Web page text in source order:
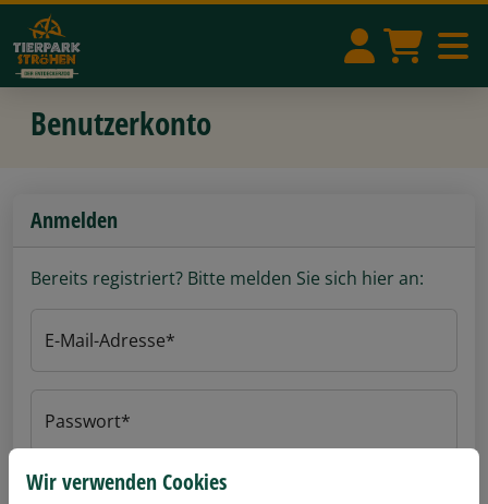
Benutzerkonto
Anmelden
Bereits registriert? Bitte melden Sie sich hier an:
E-Mail-Adresse
Passwort
*) Pflichtfelder
Wir verwenden Cookies